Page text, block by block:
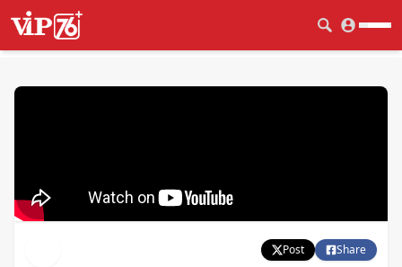
Post
Share